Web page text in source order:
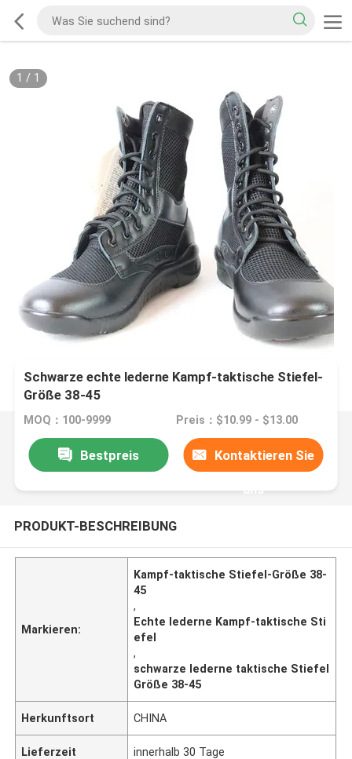
1 / 1
Schwarze echte lederne Kampf-taktische Stiefel-
Größe 38-45
MOQ：100-9999 Preis：$10.99 - $13.00
Bestpreis Kontaktieren Sie
uns
PRODUKT-BESCHREIBUNG
Markieren:
Kampf-taktische Stiefel-Größe 38-
45
,
Echte lederne Kampf-taktische Sti
efel
,
schwarze lederne taktische Stiefel
Größe 38-45
Herkunftsort CHINA
Lieferzeit innerhalb 30 Tage